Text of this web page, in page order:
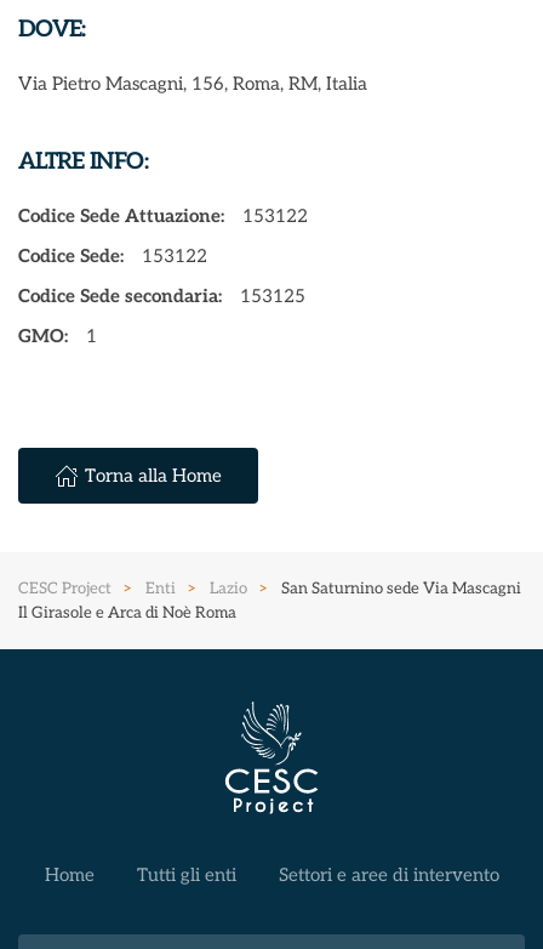
DOVE:
Via Pietro Mascagni, 156, Roma, RM, Italia
ALTRE INFO:
Codice Sede Attuazione:
153122
Codice Sede:
153122
Codice Sede secondaria:
153125
GMO:
1
Torna alla Home
CESC Project Enti Lazio
San Saturnino sede Via Mascagni
Il Girasole e Arca di Noè Roma
Home Tutti gli enti Settori e aree di intervento